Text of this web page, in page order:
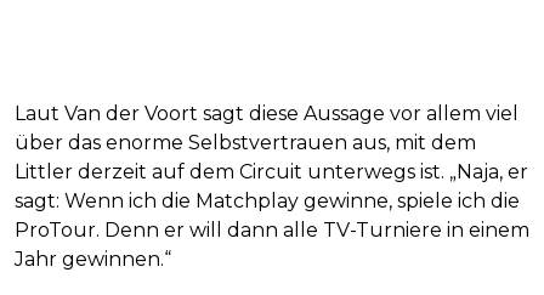
Laut Van der Voort sagt diese Aussage vor allem viel
über das enorme Selbstvertrauen aus, mit dem
Littler derzeit auf dem Circuit unterwegs ist. „Naja, er
sagt: Wenn ich die Matchplay gewinne, spiele ich die
ProTour. Denn er will dann alle TV-Turniere in einem
Jahr gewinnen.“